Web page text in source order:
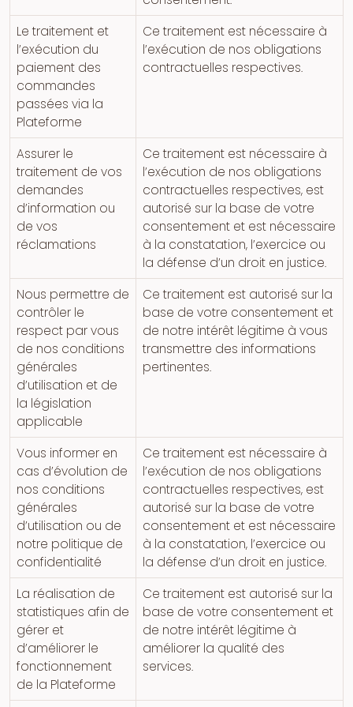
Le traitement et
l’exécution du
paiement des
commandes
passées via la
Plateforme
Ce traitement est nécessaire à
l’exécution de nos obligations
contractuelles respectives.
Assurer le
traitement de vos
demandes
d’information ou
de vos
réclamations
Ce traitement est nécessaire à
l’exécution de nos obligations
contractuelles respectives, est
autorisé sur la base de votre
consentement et est nécessaire
à la constatation, l’exercice ou
la défense d’un droit en justice.
Nous permettre de
contrôler le
respect par vous
de nos conditions
générales
d’utilisation et de
la législation
applicable
Ce traitement est autorisé sur la
base de votre consentement et
de notre intérêt légitime à vous
transmettre des informations
pertinentes.
Vous informer en
cas d’évolution de
nos conditions
générales
d’utilisation ou de
notre politique de
confidentialité
Ce traitement est nécessaire à
l’exécution de nos obligations
contractuelles respectives, est
autorisé sur la base de votre
consentement et est nécessaire
à la constatation, l’exercice ou
la défense d’un droit en justice.
La réalisation de
statistiques afin de
gérer et
d’améliorer le
fonctionnement
de la Plateforme
Ce traitement est autorisé sur la
base de votre consentement et
de notre intérêt légitime à
améliorer la qualité des
services.